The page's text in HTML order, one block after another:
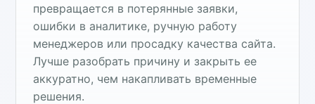
превращается в потерянные заявки,
ошибки в аналитике, ручную работу
менеджеров или просадку качества сайта.
Лучше разобрать причину и закрыть ее
аккуратно, чем накапливать временные
решения.